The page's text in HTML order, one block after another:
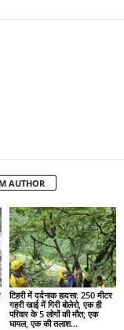
AUTHOR
टिहरी में दर्दनाक हादसा: 250 मीटर
गहरी खाई में गिरी बोलेरो, एक ही
परिवार के 5 लोगों की मौत; एक
घायल, एक की तलाश...